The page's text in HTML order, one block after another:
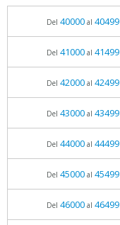
Del 40000al 40499
Del 41000al 41499
Del 42000al 42499
Del 43000al 43499
Del 44000al 44499
Del 45000al 45499
Del 46000al 46499